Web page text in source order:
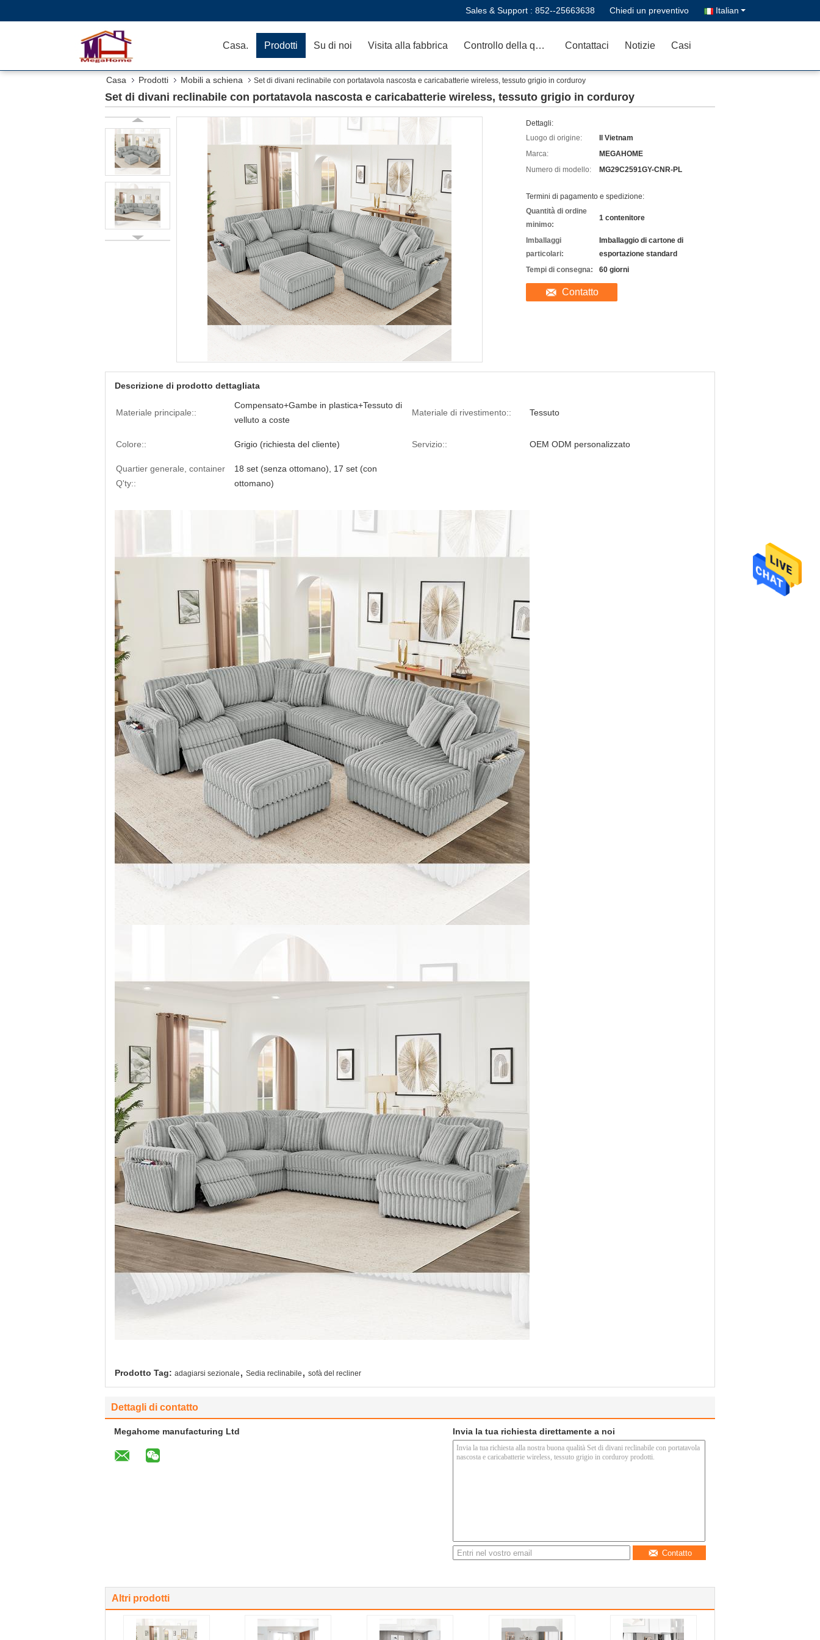
Sales & Support : 852--25663638 Chiedi un preventivo Italian
Casa. Prodotti Su di noi Visita alla fabbrica Controllo della qualità Contattaci Notizie Casi
Casa Prodotti Mobili a schiena Set di divani reclinabile con portatavola nascosta e caricabatterie wireless, tessuto grigio in corduroy
Set di divani reclinabile con portatavola nascosta e caricabatterie wireless, tessuto grigio in corduroy
Dettagli:
Luogo di origine:
Il Vietnam
Marca:
MEGAHOME
Numero di modello:
MG29C2591GY-CNR-PL
Termini di pagamento e spedizione:
Quantità di ordine
minimo:
1 contenitore
Imballaggi
particolari:
Imballaggio di cartone di
esportazione standard
Tempi di consegna:
60 giorni
Contatto
Descrizione di prodotto dettagliata
Materiale principale::
Compensato+Gambe in plastica+Tessuto di
velluto a coste
Materiale di rivestimento:: Tessuto
Colore:: Grigio (richiesta del cliente) Servizio:: OEM ODM personalizzato
Quartier generale, container
Q'ty::
18 set (senza ottomano), 17 set (con
ottomano)
Prodotto Tag: adagiarsi sezionale , Sedia reclinabile , sofà del recliner
Dettagli di contatto
Megahome manufacturing Ltd Invia la tua richiesta direttamente a noi
Contatto
Altri prodotti